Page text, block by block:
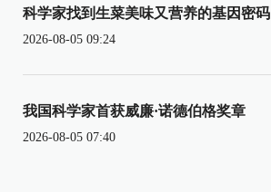
科学家找到生菜美味又营养的基因密码
2026-08-05 09:24
我国科学家首获威廉·诺德伯格奖章
2026-08-05 07:40